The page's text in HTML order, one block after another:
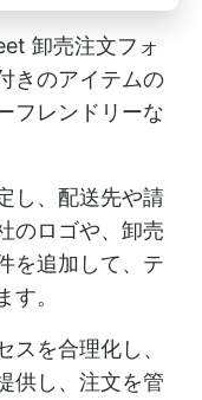
卸売注文フォ
きのアイテムの
フレンドリーな
し、配送先や請
のロゴや、卸売
を追加して、テ
。
スを合理化し、
供し、注文を管